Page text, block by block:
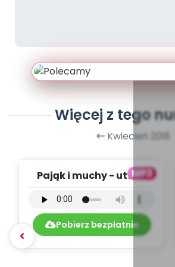
Więcej z tego
Kwiecień 2018
MP3
Pająk i muchy - utwór
mp3)
Pobierz bezpłatnie